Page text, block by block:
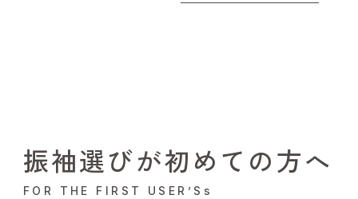
振袖選びが初めての方へ
FOR THE FIRST USER’Ss